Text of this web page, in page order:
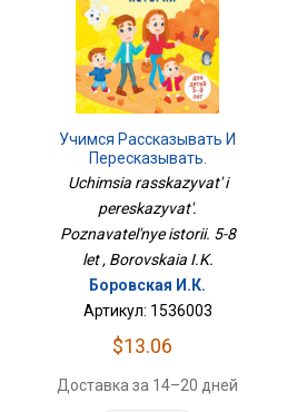
Учимся Рассказывать И
Пересказывать.
Познавательные
Истории. 5-8 Лет
Uchimsia rasskazyvat' i
pereskazyvat'.
Poznavatel'nye istorii. 5-8
let , Borovskaia I.K.
Боровская И.К.
Артикул: 1536003
$13.06
Доставка за 14–20 дней